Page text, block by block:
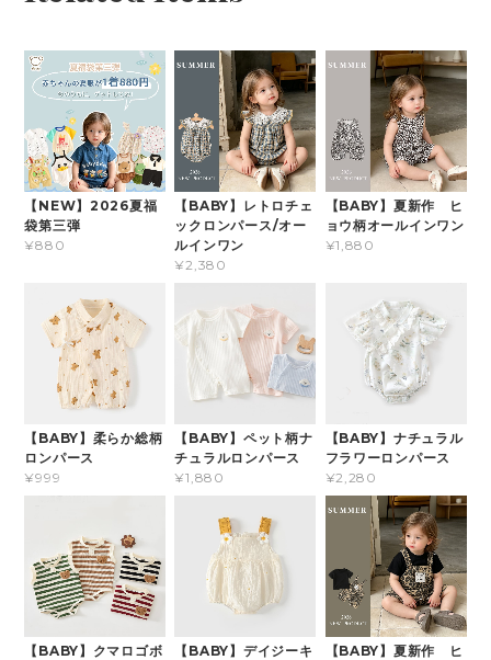
【NEW】2026夏福
袋第三弾
¥880
【BABY】レトロチェ
ックロンパース/オー
ルインワン
¥2,380
【BABY】夏新作 ヒ
ョウ柄オールインワン
¥1,880
【BABY】柔らか総柄
ロンパース
¥999
【BABY】ペット柄ナ
チュラルロンパース
¥1,880
【BABY】ナチュラル
フラワーロンパース
¥2,280
【BABY】クマロゴボ
【BABY】デイジーキ
【BABY】夏新作 ヒ